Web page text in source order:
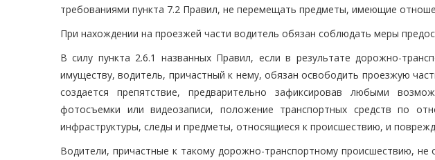
требованиями пункта 7.2 Правил, не перемещать предметы, имеющие
При нахождении на проезжей части водитель обязан соблюдать меры
В силу пункта 2.6.1 названных Правил, если в результате дорожно-
имуществу, водитель, причастный к нему, обязан освободить проезжую
создается препятствие, предварительно зафиксировав любыми
фотосъемки или видеозаписи, положение транспортных средств по
инфраструктуры, следы и предметы, относящиеся к происшествию, и
Водители, причастные к такому дорожно-транспортному происшествию,